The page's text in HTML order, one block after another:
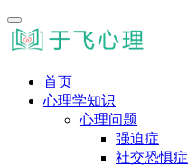
首页
心理学知识
心理问题
强迫症
社交恐惧症